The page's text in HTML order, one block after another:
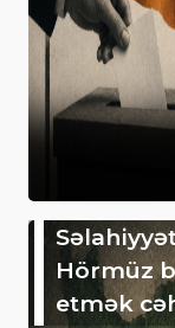
Hörmüz
etmək